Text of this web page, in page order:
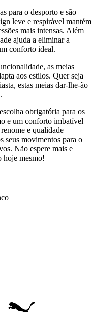
para o desporto e são
leve e respirável mantém
mais intensas. Além
ajuda a eliminar a
conforto ideal.
as meias
aos estilos. Quer seja
estas meias dar-lhe-ão
obrigatória para os
e um conforto imbatível
e qualidade
seus movimentos para o
Não espere mais e
hoje mesmo!